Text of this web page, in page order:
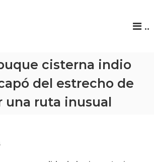
P
..
cisterna indio
del estrecho de
una ruta inusual